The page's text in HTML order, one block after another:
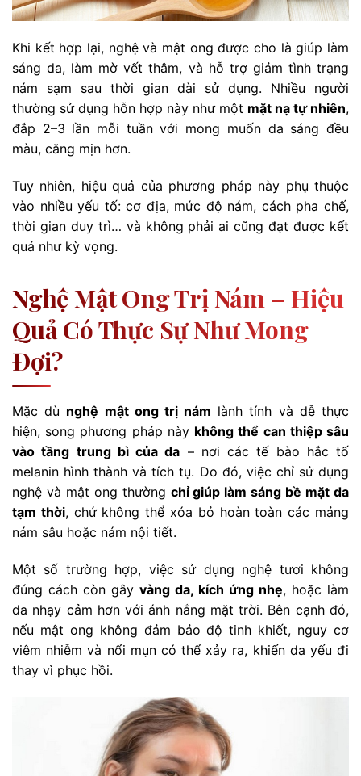
Khi kết hợp lại, nghệ và mật ong được cho là giúp làm
sáng da, làm mờ vết thâm, và hỗ trợ giảm tình trạng
nám sạm sau thời gian dài sử dụng. Nhiều người
thường sử dụng hỗn hợp này như một mặt nạ tự nhiên,
đắp 2–3 lần mỗi tuần với mong muốn da sáng đều
màu, căng mịn hơn.
Tuy nhiên, hiệu quả của phương pháp này phụ thuộc
vào nhiều yếu tố: cơ địa, mức độ nám, cách pha chế,
thời gian duy trì… và không phải ai cũng đạt được kết
quả như kỳ vọng.
Nghệ Mật Ong Trị Nám – Hiệu
Quả Có Thực Sự Như Mong
Đợi?
Mặc dù nghệ mật ong trị nám lành tính và dễ thực
hiện, song phương pháp này không thể can thiệp sâu
vào tầng trung bì của da – nơi các tế bào hắc tố
melanin hình thành và tích tụ. Do đó, việc chỉ sử dụng
nghệ và mật ong thường chỉ giúp làm sáng bề mặt da
tạm thời, chứ không thể xóa bỏ hoàn toàn các mảng
nám sâu hoặc nám nội tiết.
Một số trường hợp, việc sử dụng nghệ tươi không
đúng cách còn gây vàng da, kích ứng nhẹ, hoặc làm
da nhạy cảm hơn với ánh nắng mặt trời. Bên cạnh đó,
nếu mật ong không đảm bảo độ tinh khiết, nguy cơ
viêm nhiễm và nổi mụn có thể xảy ra, khiến da yếu đi
thay vì phục hồi.